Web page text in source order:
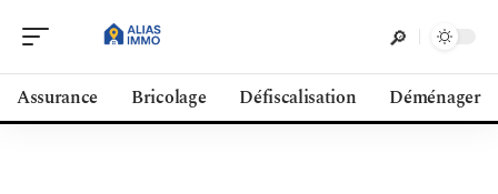
Assurance Bricolage Défiscalisation Déménager